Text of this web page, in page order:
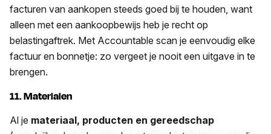
facturen van aankopen steeds goed bij te houden, want
alleen met een aankoopbewijs heb je recht op
belastingaftrek. Met Accountable scan je eenvoudig elke
factuur en bonnetje: zo vergeet je nooit een uitgave in te
brengen.
11. Materialen
Al je materiaal, producten en gereedschap